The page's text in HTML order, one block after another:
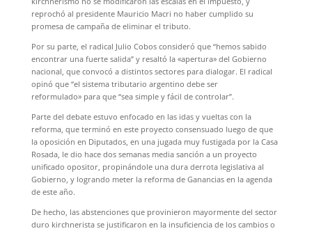
reprochó al presidente Mauricio Macri no haber cumplido su
promesa de campaña de eliminar el tributo.
Por su parte, el radical Julio Cobos consideró que “hemos sabido
encontrar una fuerte salida” y resaltó la «apertura» del Gobierno
nacional, que convocó a distintos sectores para dialogar. El radical
opinó que “el sistema tributario argentino debe ser
reformulado» para que “sea simple y fácil de controlar”.
Parte del debate estuvo enfocado en las idas y vueltas con la
reforma, que terminó en este proyecto consensuado luego de que
la oposición en Diputados, en una jugada muy fustigada por la Casa
Rosada, le dio hace dos semanas media sanción a un proyecto
unificado opositor, propinándole una dura derrota legislativa al
Gobierno, y logrando meter la reforma de Ganancias en la agenda
de este año.
De hecho, las abstenciones que provinieron mayormente del sector
duro kirchnerista se justificaron en la insuficiencia de los cambios o